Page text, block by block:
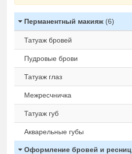
Перманентный макияж (6)
Татуаж бровей
Пудровые брови
Татуаж глаз
Межресчничка
Татуаж губ
Акварельные губы
Оформление бровей и ресниц